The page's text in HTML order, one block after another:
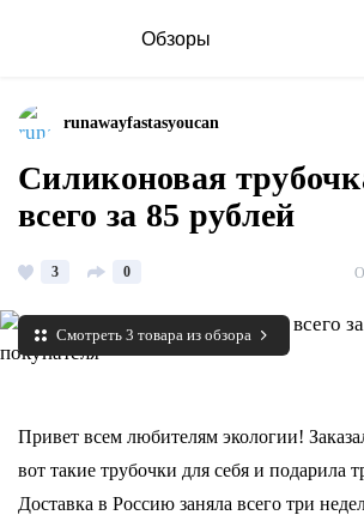
Обзоры
runawayfastasyoucan
Силиконовая
всего за 85 рублей
3 0
Смотреть 3 товара из обзора
Привет всем любителям экологии!
вот такие трубочки для себя и подарила
Доставка в Россию заняла всего три